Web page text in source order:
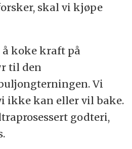
er palme, som ikke
hvetestivelse
brukt for å
Kjeksen
Emulgatoren
og væsken sammen. I
skal vi kjøpe
koke kraft på
til den
Vi
ikke kan eller vil bake.
godteri,